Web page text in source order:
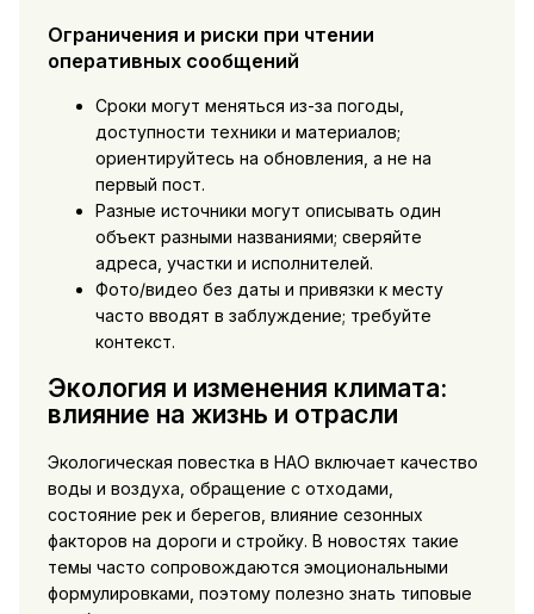
Ограничения и риски при чтении
оперативных сообщений
Сроки могут меняться из-за погоды,
доступности техники и материалов;
ориентируйтесь на обновления, а не на
первый пост.
Разные источники могут описывать один
объект разными названиями; сверяйте
адреса, участки и исполнителей.
Фото/видео без даты и привязки к месту
часто вводят в заблуждение; требуйте
контекст.
Экология и изменения климата:
влияние на жизнь и отрасли
Экологическая повестка в НАО включает качество
воды и воздуха, обращение с отходами,
состояние рек и берегов, влияние сезонных
факторов на дороги и стройку. В новостях такие
темы часто сопровождаются эмоциональными
формулировками, поэтому полезно знать типовые